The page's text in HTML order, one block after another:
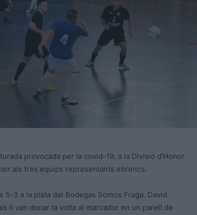
provocada per la covid-19, a la Divisió d’Honor
als tres equips representants ebrencs.
3 a la pista del Bodegas Somos Fraga. David
li van donar la volta al marcador en un parell de